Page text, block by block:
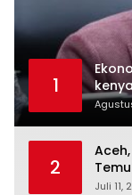
1
2
Juli 11,